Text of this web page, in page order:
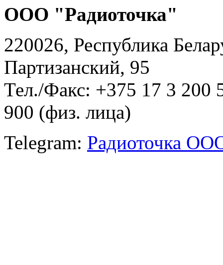
ООО "Радиоточка"
220026, Республика
Партизанский, 95
Тел./Факс: +375 17 3
900 (физ. лица)
Telegram: Радиоточка